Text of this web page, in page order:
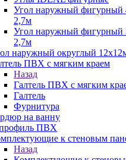
Угол наружный фигурный
2,7м
Угол наружный фигурный
2,7м
наружный округлый
ПВХ с мягким краем
Назад
Галтель ПВХ с мягким
Галтель
Фурнитура
на ванну
ПВХ
к стеновым
Назад